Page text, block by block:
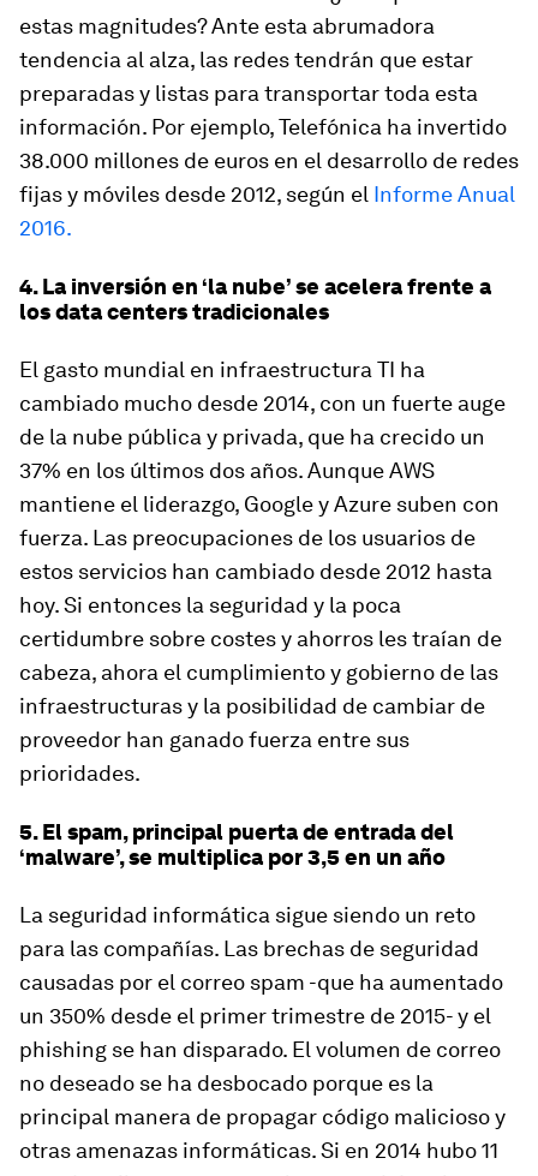
estas magnitudes? Ante esta abrumadora
tendencia al alza, las redes tendrán que estar
preparadas y listas para transportar toda esta
información. Por ejemplo, Telefónica ha invertido
38.000 millones de euros en el desarrollo de redes
fijas y móviles desde 2012, según el Informe Anual
2016.
4. La inversión en ‘la nube’ se acelera frente a
los data centers tradicionales
El gasto mundial en infraestructura TI ha
cambiado mucho desde 2014, con un fuerte auge
de la nube pública y privada, que ha crecido un
37% en los últimos dos años. Aunque AWS
mantiene el liderazgo, Google y Azure suben con
fuerza. Las preocupaciones de los usuarios de
estos servicios han cambiado desde 2012 hasta
hoy. Si entonces la seguridad y la poca
certidumbre sobre costes y ahorros les traían de
cabeza, ahora el cumplimiento y gobierno de las
infraestructuras y la posibilidad de cambiar de
proveedor han ganado fuerza entre sus
prioridades.
5. El spam, principal puerta de entrada del
‘malware’, se multiplica por 3,5 en un año
La seguridad informática sigue siendo un reto
para las compañías. Las brechas de seguridad
causadas por el correo spam -que ha aumentado
un 350% desde el primer trimestre de 2015- y el
phishing se han disparado. El volumen de correo
no deseado se ha desbocado porque es la
principal manera de propagar código malicioso y
otras amenazas informáticas. Si en 2014 hubo 11